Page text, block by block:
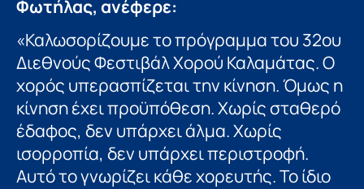
Φωτήλας, ανέφερε:
«Καλωσορίζουμε το πρόγραμμα του 32ου
Διεθνούς Φεστιβάλ Χορού Καλαμάτας. Ο
χορός υπερασπίζεται την κίνηση. Όμως η
κίνηση έχει προϋπόθεση. Χωρίς σταθερό
έδαφος, δεν υπάρχει άλμα. Χωρίς
ισορροπία, δεν υπάρχει περιστροφή.
Αυτό το γνωρίζει κάθε χορευτής. Το ίδιο